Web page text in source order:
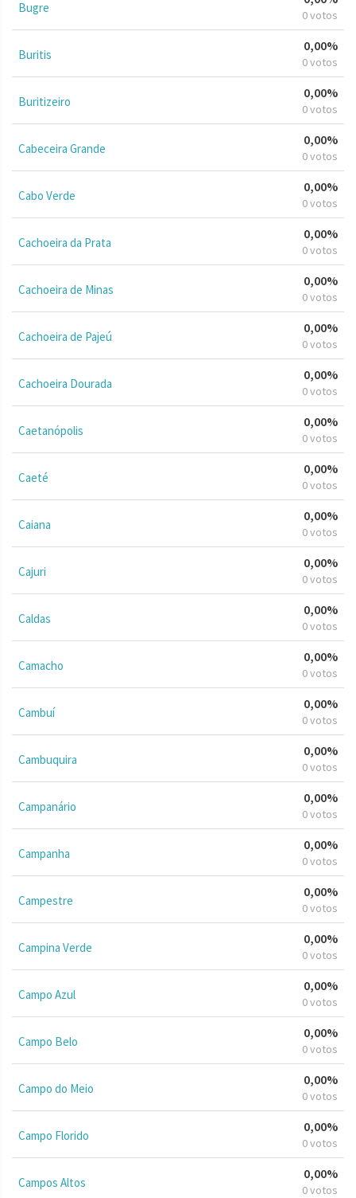
Bugre 0 votos
Buritis
0,00%
0 votos
Buritizeiro
0,00%
0 votos
Cabeceira Grande
0,00%
0 votos
Cabo Verde
0,00%
0 votos
Cachoeira da Prata
0,00%
0 votos
Cachoeira de Minas
0,00%
0 votos
Cachoeira de Pajeú
0,00%
0 votos
Cachoeira Dourada
0,00%
0 votos
Caetanópolis
0,00%
0 votos
Caeté
0,00%
0 votos
Caiana
0,00%
0 votos
Cajuri
0,00%
0 votos
Caldas
0,00%
0 votos
Camacho
0,00%
0 votos
Cambuí
0,00%
0 votos
Cambuquira
0,00%
0 votos
Campanário
0,00%
0 votos
Campanha
0,00%
0 votos
Campestre
0,00%
0 votos
Campina Verde
0,00%
0 votos
Campo Azul
0,00%
0 votos
Campo Belo
0,00%
0 votos
Campo do Meio
0,00%
0 votos
Campo Florido
0,00%
0 votos
Campos Altos
0,00%
0 votos